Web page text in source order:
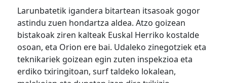
Larunbatetik igandera bitartean itsasoak gogor
astindu zuen hondartza aldea. Atzo goizean
bistakoak ziren kalteak Euskal Herriko kostalde
osoan, eta Orion ere bai. Udaleko zinegotziek eta
teknikariek goizean egin zuten inspekzioa eta
erdiko txiringitoan, surf taldeko lokalean,